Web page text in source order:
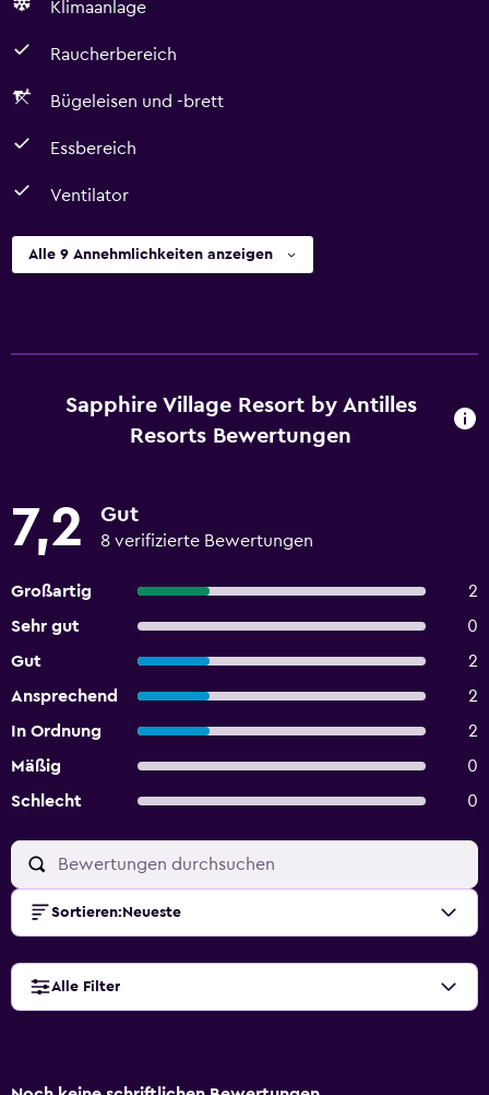
Klimaanlage
Raucherbereich
Bügeleisen und -brett
Essbereich
Ventilator
Alle 9 Annehmlichkeiten anzeigen
Sapphire Village Resort by Antilles
Resorts Bewertungen
7,2 Gut
8 verifizierte Bewertungen
Großartig
2
Sehr gut
0
Gut
2
Ansprechend
2
In Ordnung
2
Mäßig
0
Schlecht
0
Sortieren: Neueste
Alle Filter